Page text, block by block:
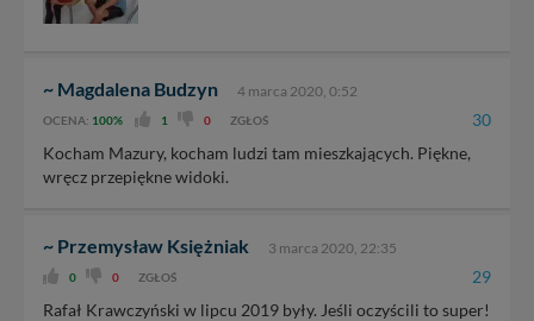
~ Magdalena Budzyn 4 marca 2020, 0:52
OCENA: 100% 1 0 ZGŁOŚ 30
Kocham Mazury, kocham ludzi tam mieszkających. Piękne,
wręcz przepiękne widoki.
~ Przemysław Księżniak 3 marca 2020, 22:35
0 0 ZGŁOŚ 29
Rafał Krawczyński w lipcu 2019 były. Jeśli oczyścili to super!